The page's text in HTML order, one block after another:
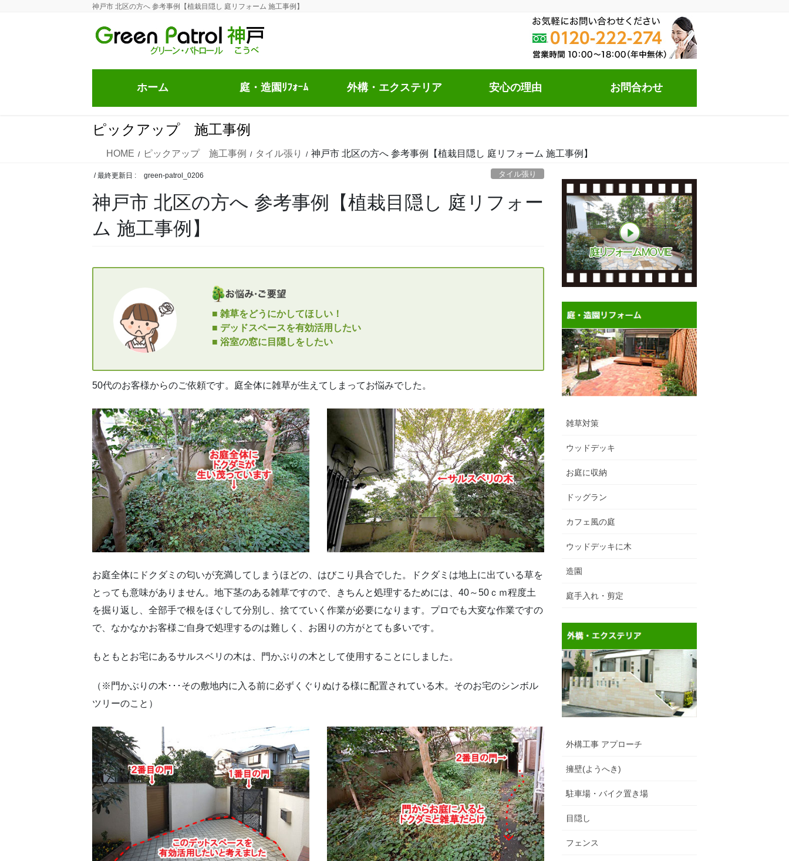
神戸市 北区の方へ 参考事例【植栽目隠し 庭リフォーム 施工事例】
ホーム 庭・造園ﾘﾌｫｰﾑ 外構・エクステリア 安心の理由 お問合わせ
ピックアップ 施工事例
HOME ピックアップ 施工事例 タイル張り 神戸市 北区の方へ 参考事例【植栽目隠し 庭リフォーム 施工事例】
/ 最終更新日 : green-patrol_0206 タイル張り
神戸市 北区の方へ 参考事例【植栽目隠し 庭リフォー
ム 施工事例】
■ 雑草をどうにかしてほしい！
■ デッドスペースを有効活用したい
■ 浴室の窓に目隠しをしたい
50代のお客様からのご依頼です。庭全体に雑草が生えてしまってお悩みでした。
お庭全体にドクダミの匂いが充満してしまうほどの、はびこり具合でした。ドクダミは地上に出ている草を
とっても意味がありません。地下茎のある雑草ですので、きちんと処理するためには、40～50ｃｍ程度土
を掘り返し、全部手で根をほぐして分別し、捨てていく作業が必要になります。プロでも大変な作業ですの
で、なかなかお客様ご自身で処理するのは難しく、お困りの方がとても多いです。
もともとお宅にあるサルスベリの木は、門かぶりの木として使用することにしました。
（※門かぶりの木･･･その敷地内に入る前に必ずくぐりぬける様に配置されている木。そのお宅のシンボル
ツリーのこと）
雑草対策
ウッドデッキ
お庭に収納
ドッグラン
カフェ風の庭
ウッドデッキに木
造園
庭手入れ・剪定
外構工事 アプローチ
擁壁(ようへき)
駐車場・バイク置き場
目隠し
フェンス